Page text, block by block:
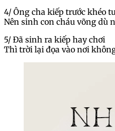
4/ Ông cha kiếp trước khéo
Nên sinh con cháu võng dù
5/ Đã sinh ra kiếp hay chơi
Thì trời lại đọa vào nơi